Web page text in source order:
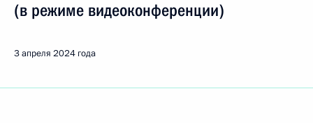
(в режиме видеоконференции)
3 апреля 2024 года